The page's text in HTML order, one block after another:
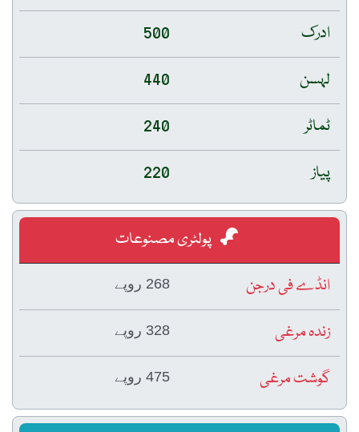
ادرک
500
لہسن
440
ٹماٹر
240
پیاز
220
پولٹری مصنوعات
انڈے فی درجن
268 روپے
زندہ مرغی 328 روپے
گوشت مرغی 475 روپے